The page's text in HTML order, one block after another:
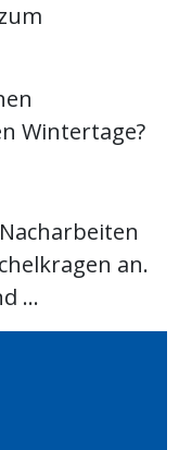
Wintertage?
an.
...